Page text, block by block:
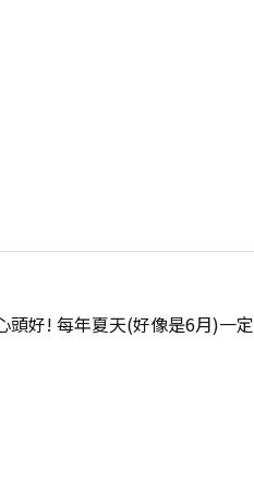
頭好! 每年夏天(好像是6月)一